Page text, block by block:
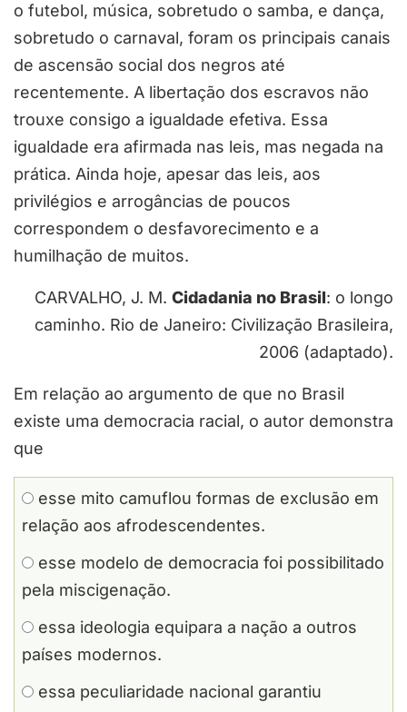
o futebol, música, sobretudo o samba, e dança,
sobretudo o carnaval, foram os principais canais
de ascensão social dos negros até
recentemente. A libertação dos escravos não
trouxe consigo a igualdade efetiva. Essa
igualdade era afirmada nas leis, mas negada na
prática. Ainda hoje, apesar das leis, aos
privilégios e arrogâncias de poucos
correspondem o desfavorecimento e a
humilhação de muitos.
CARVALHO, J. M. Cidadania no Brasil: o longo
caminho. Rio de Janeiro: Civilização Brasileira,
2006 (adaptado).
Em relação ao argumento de que no Brasil
existe uma democracia racial, o autor demonstra
que
esse mito camuflou formas de exclusão em
relação aos afrodescendentes.
esse modelo de democracia foi possibilitado
pela miscigenação.
essa ideologia equipara a nação a outros
países modernos.
essa peculiaridade nacional garantiu